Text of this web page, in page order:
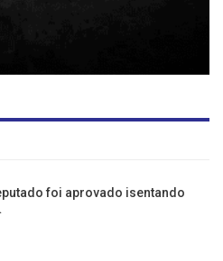
foi aprovado isentando